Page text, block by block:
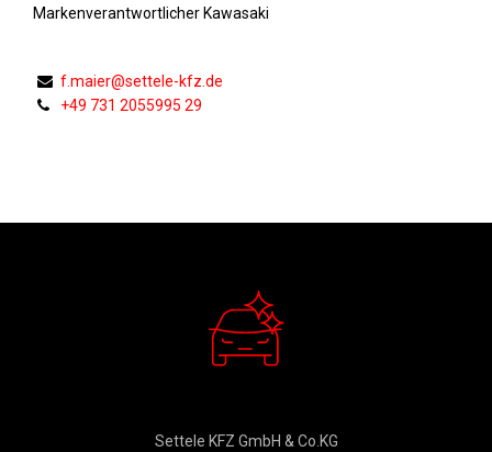
Markenverantwortlicher Kawasaki
f.maier@settele-kfz.de
+49 731 2055995 29
Settele KFZ GmbH & Co.KG